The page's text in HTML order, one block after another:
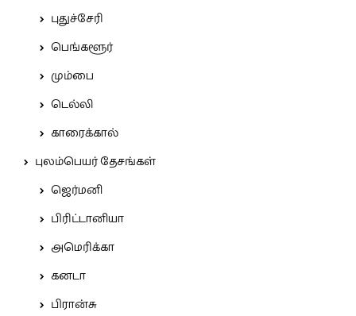
புதுச்சேரி
பெங்களூர்
மும்பை
டெல்லி
காரைக்கால்
புலம்பெயர் தேசங்கள்
ஜெர்மனி
பிரிட்டானியா
அமெரிக்கா
கனடா
பிரான்சு